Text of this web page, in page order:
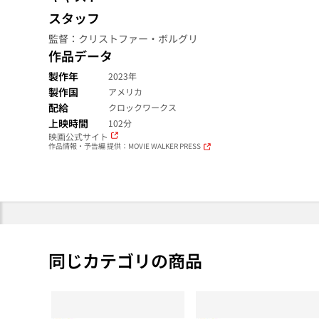
スタッフ
監督：クリストファー・ボルグリ
作品データ
製作年 2023年
製作国 アメリカ
配給 クロックワークス
上映時間
102分
映画公式サイト
作品情報・予告編 提供：MOVIE WALKER PRESS
同じカテゴリの商品